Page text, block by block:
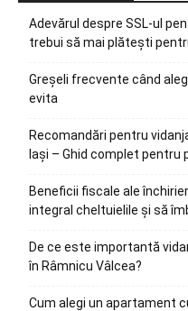
Adevărul despre SSL-ul
trebui să mai plătești
Greșeli frecvente când
evita
Recomandări pentru
Iași – Ghid complet pentru
Beneficii fiscale ale
integral cheltuielile și să
De ce este importantă
în Râmnicu Vâlcea?
Cum alegi un apartament